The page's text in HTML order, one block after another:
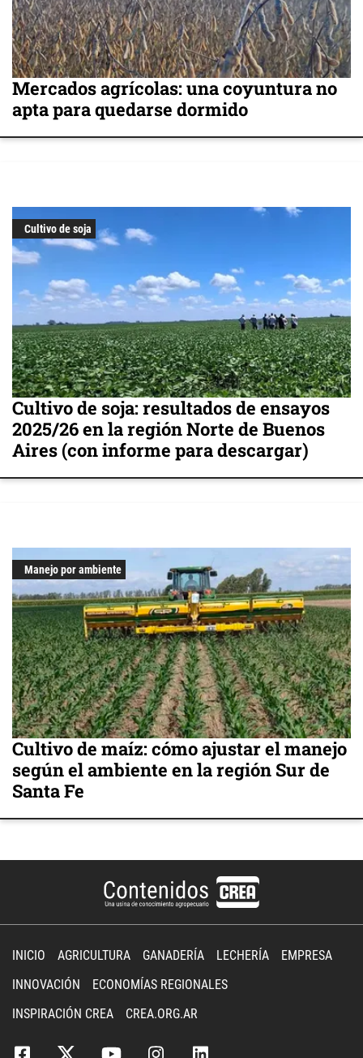
Mercados agrícolas: una coyuntura no
apta para quedarse dormido
Cultivo de soja
Cultivo de soja: resultados de ensayos
2025/26 en la región Norte de Buenos
Aires (con informe para descargar)
Manejo por ambiente
Cultivo de maíz: cómo ajustar el manejo
según el ambiente en la región Sur de
Santa Fe
INICIO AGRICULTURA GANADERÍA LECHERÍA
EMPRESA
INNOVACIÓN
ECONOMÍAS REGIONALES
INSPIRACIÓN CREA
CREA.ORG.AR